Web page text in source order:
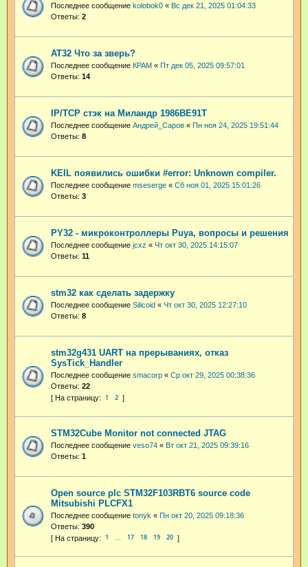
Последнее сообщение kolobok0 « Вс дек 21, 2025 01:04:33
Ответы: 2
AT32 Что за зверь?
Последнее сообщение КРАМ « Пт дек 05, 2025 09:57:01
Ответы: 14
IP/TCP стэк на Миландр 1986ВЕ91Т
Последнее сообщение Андрей_Саров « Пн ноя 24, 2025 19:51:44
Ответы: 8
KEIL появились ошибки #error: Unknown compiler.
Последнее сообщение mseserge « Сб ноя 01, 2025 15:01:26
Ответы: 3
PY32 - микроконтроллеры Puya, вопросы и решения
Последнее сообщение jcxz « Чт окт 30, 2025 14:15:07
Ответы: 11
stm32 как сделать задержку
Последнее сообщение Silicoid « Чт окт 30, 2025 12:27:10
Ответы: 8
stm32g431 UART на прерываниях, отказ
SysTick_Handler
Последнее сообщение smacorp « Ср окт 29, 2025 00:38:36
Ответы: 22
1 2
STM32Cube Monitor not connected JTAG
Последнее сообщение veso74 « Вт окт 21, 2025 09:39:16
Ответы: 1
Open source plc STM32F103RBT6 source code
Mitsubishi PLCFX1
Последнее сообщение tonyk « Пн окт 20, 2025 09:18:36
Ответы: 390
1 17 18 19 20